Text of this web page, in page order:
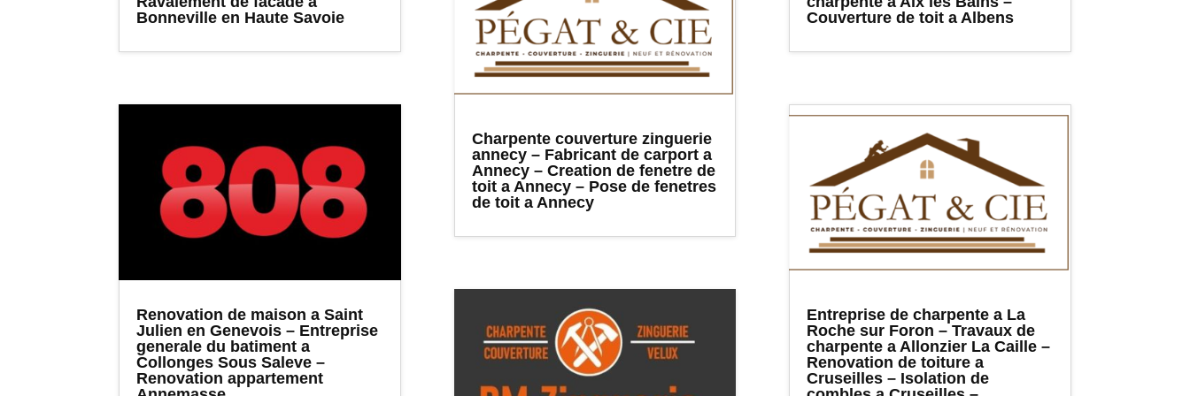
Bonneville en Haute Savoie
Renovation de maison a Saint
Julien en Genevois – Entreprise
generale du batiment a
Collonges Sous Saleve –
Renovation appartement
Charpente couverture zinguerie
annecy – Fabricant de carport a
Annecy – Creation de fenetre de
toit a Annecy – Pose de fenetres
de toit a Annecy
Couverture de toit a Albens
Entreprise de charpente a La
Roche sur Foron – Travaux de
charpente a Allonzier La Caille –
Renovation de toiture a
Cruseilles – Isolation de